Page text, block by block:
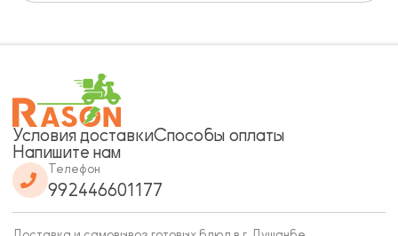
Условия доставкиСпособы оплаты
Напишите нам
Телефон
992446601177